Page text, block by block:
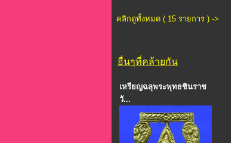
คลิกดูทั้งหมด ( 15 รายการ ) ->
อื่นๆที่คล้ายกัน
เหรียญฉลุพระพุทธชินราช
วั...